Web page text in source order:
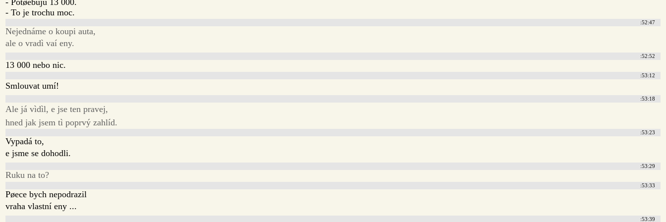
- To je trochu moc.
:52:47
Nejednáme o koupi auta,
ale o vradì vaí eny.
:52:52
13 000 nebo nic.
:53:12
Smlouvat umí!
:53:18
Ale já vìdìl, e jse ten pravej,
hned jak jsem tì poprvý zahlíd.
:53:23
Vypadá to,
e jsme se dohodli.
:53:29
Ruku na to?
:53:33
Pøece bych nepodrazil
vraha vlastní eny ...
:53:39